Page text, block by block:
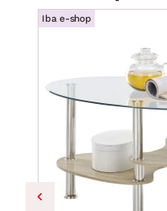
Iba e-shop